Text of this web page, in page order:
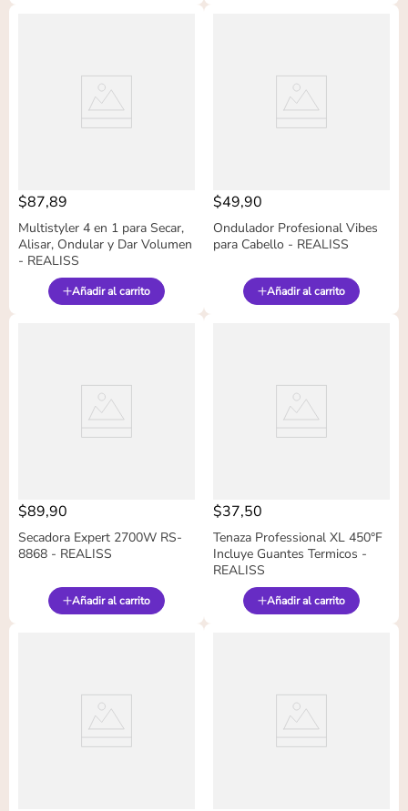
$87,89
Multistyler 4 en 1 para Secar,
Alisar, Ondular y Dar Volumen
- REALISS
Añadir al carrito
$49,90
Ondulador Profesional Vibes
para Cabello - REALISS
Añadir al carrito
$89,90
Secadora Expert 2700W RS-
8868 - REALISS
Añadir al carrito
$37,50
Tenaza Professional XL 450°F
Incluye Guantes Termicos -
REALISS
Añadir al carrito